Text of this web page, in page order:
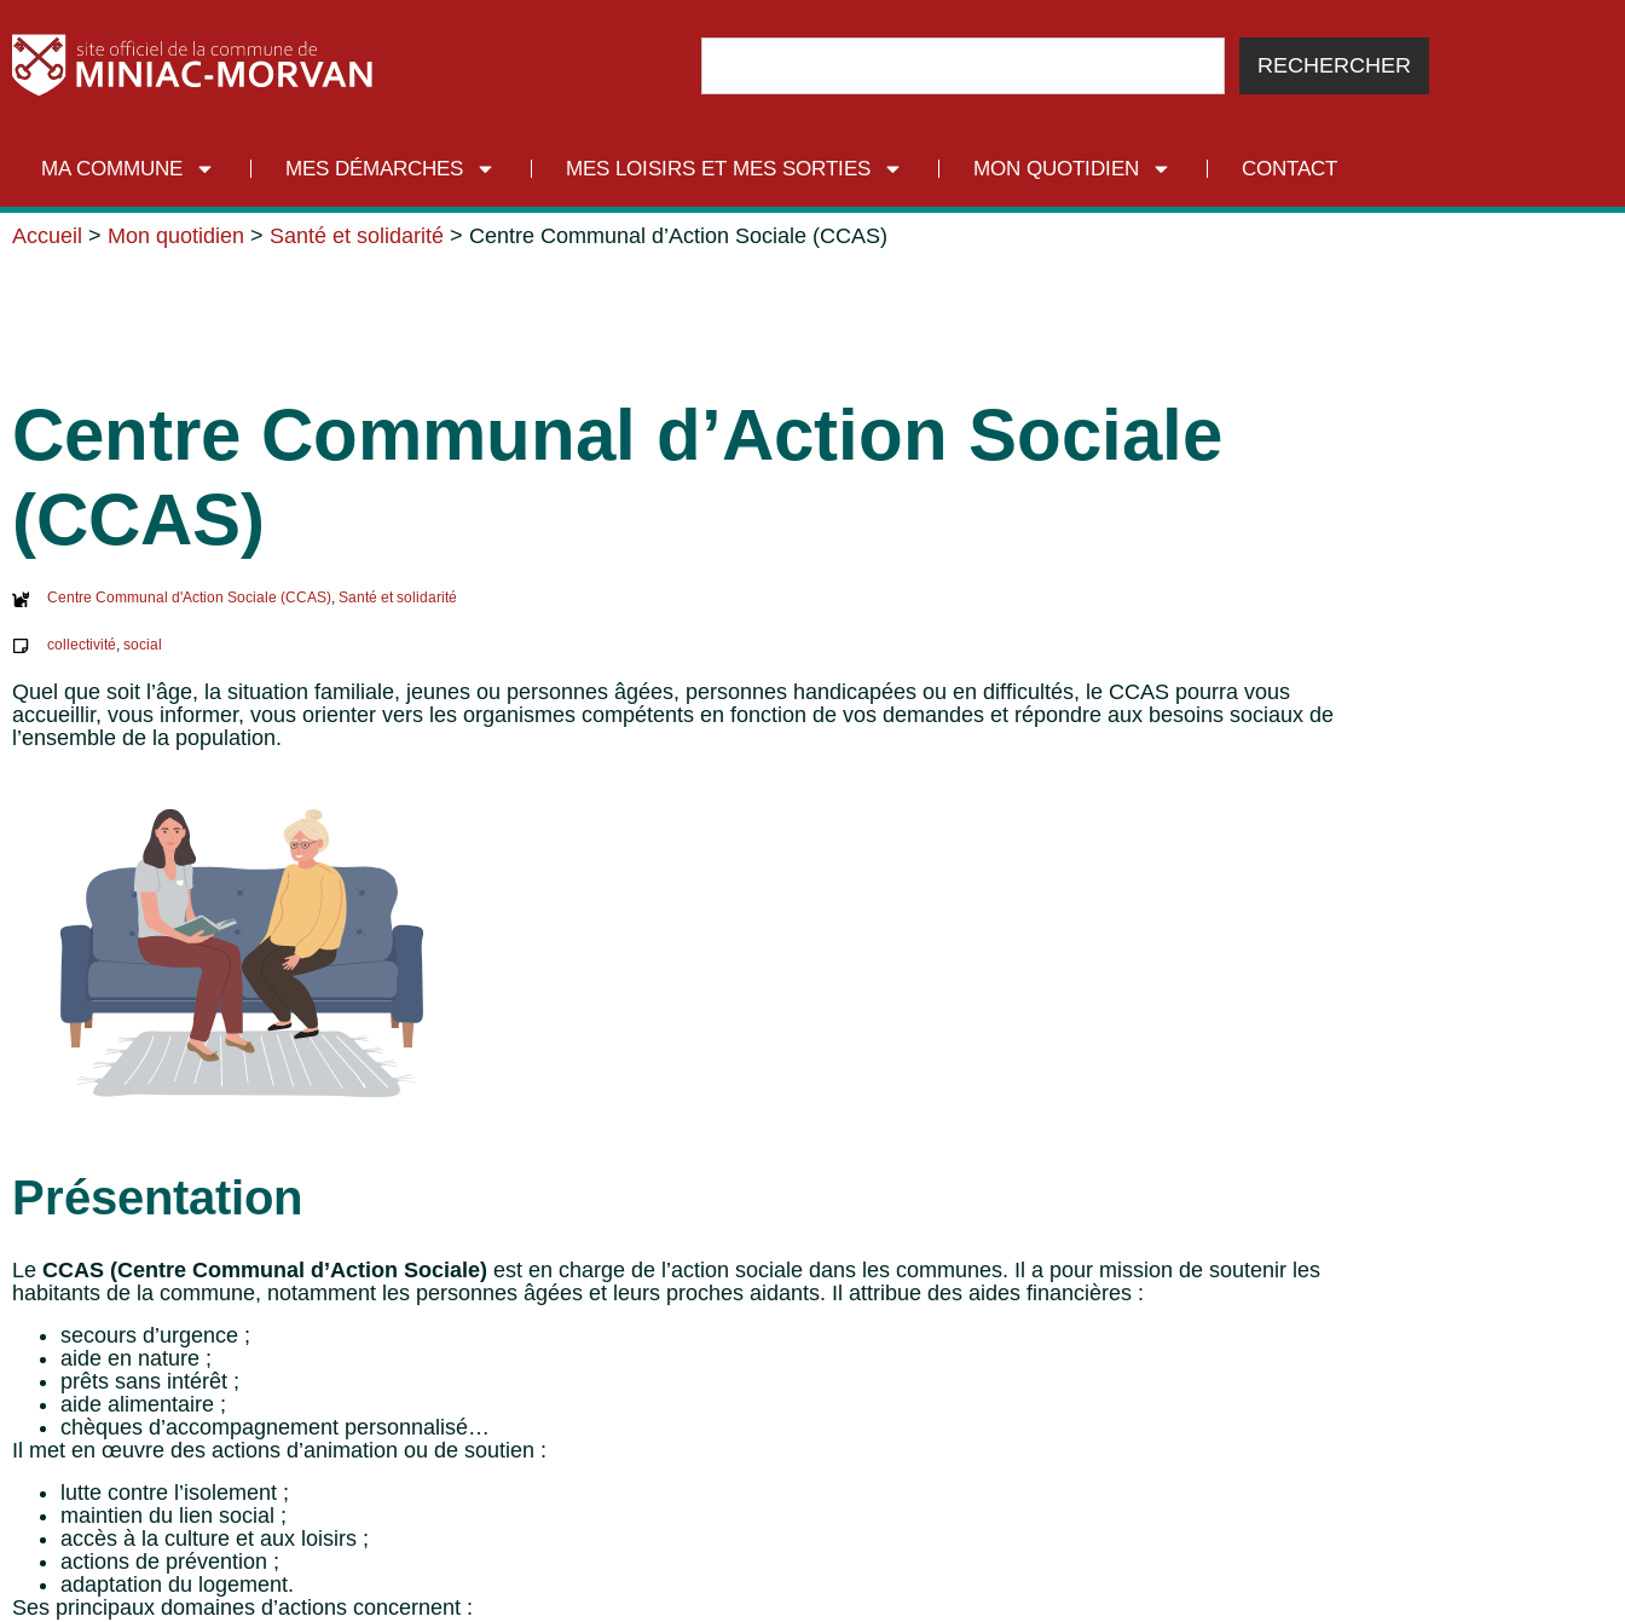
RECHERCHER
MA COMMUNE MES DÉMARCHES MES LOISIRS ET MES SORTIES MON QUOTIDIEN CONTACT
Accueil > Mon quotidien > Santé et solidarité > Centre Communal d’Action Sociale (CCAS)
Centre Communal d’Action Sociale
(CCAS)
Centre Communal d'Action Sociale (CCAS), Santé et solidarité
collectivité, social
Quel que soit l’âge, la situation familiale, jeunes ou personnes âgées, personnes handicapées ou en difficultés, le CCAS pourra vous
accueillir, vous informer, vous orienter vers les organismes compétents en fonction de vos demandes et répondre aux besoins sociaux de
l’ensemble de la population.
Présentation
Le CCAS (Centre Communal d’Action Sociale) est en charge de l’action sociale dans les communes. Il a pour mission de soutenir les
habitants de la commune, notamment les personnes âgées et leurs proches aidants. Il attribue des aides financières :
secours d’urgence ;
aide en nature ;
prêts sans intérêt ;
aide alimentaire ;
chèques d’accompagnement personnalisé…
Il met en œuvre des actions d’animation ou de soutien :
lutte contre l’isolement ;
maintien du lien social ;
accès à la culture et aux loisirs ;
actions de prévention ;
adaptation du logement.
Ses principaux domaines d’actions concernent :